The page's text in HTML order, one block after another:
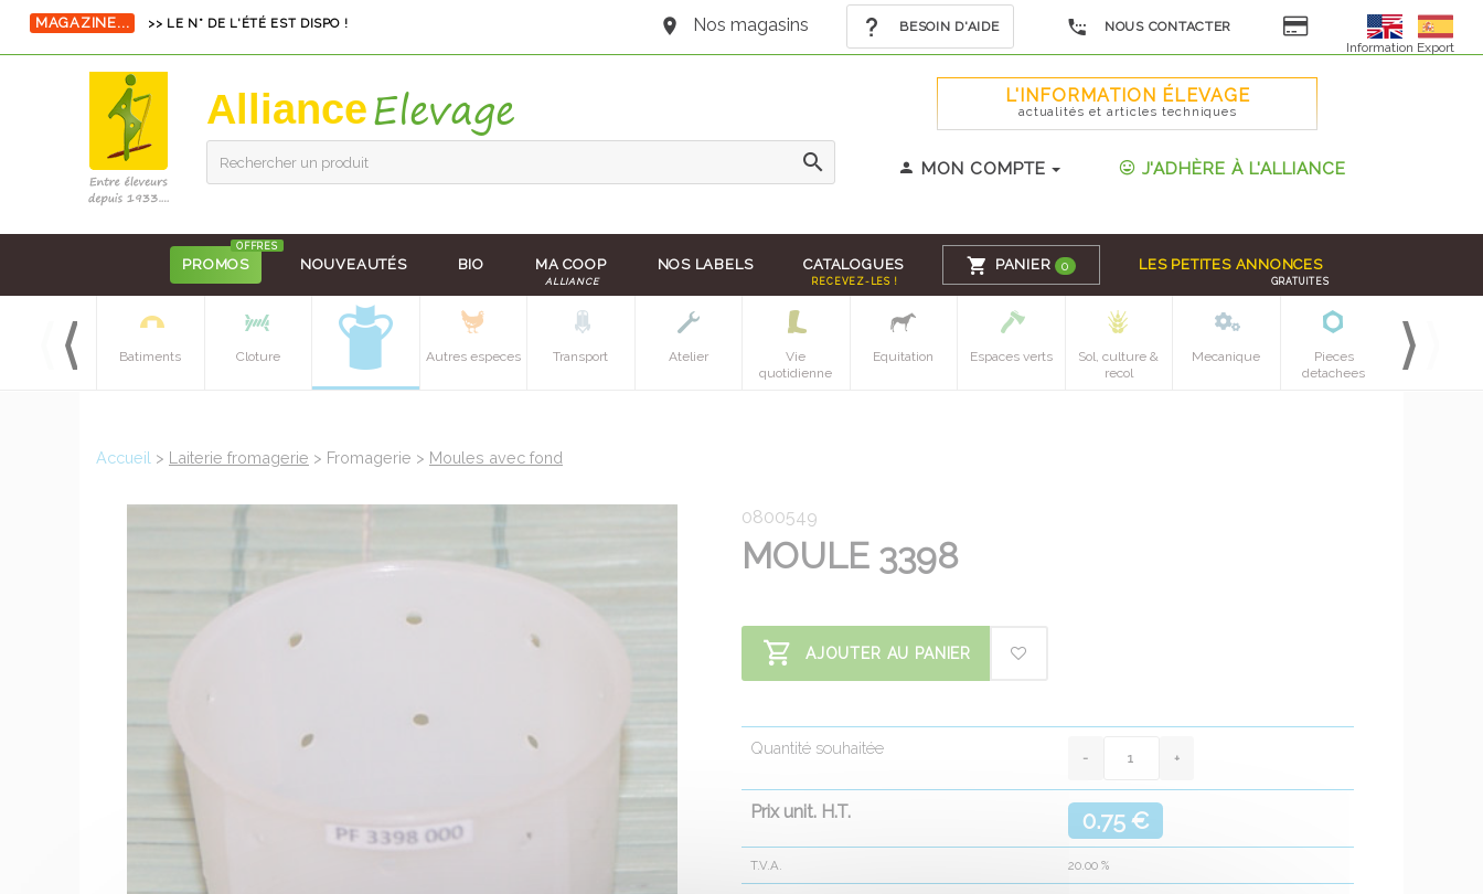
MAGAZINE... >> LE N° DE L'ÉTÉ EST DISPO ! Nos magasins BESOIN D'AIDE
NOUS CONTACTER
Information Export
Alliance
Rechercher un produit
L'INFORMATION ÉLEVAGE
actualités et articles techniques
MON COMPTE J'ADHÈRE À L'ALLIANCE
PROMOS
OFFRES
NOUVEAUTÉS BIO MA COOP
ALLIANCE
NOS LABELS CATALOGUES
RECEVEZ-LES !
PANIER 0 LES PETITES ANNONCES
GRATUITES
Equipements
Batiments Cloture Autres especes Transport Atelier
Vie
quotidienne
Equitation Espaces verts
Sol, culture &
recol
Mecanique
Pieces
detachees
Accueil > Laiterie fromagerie > Fromagerie > Moules avec fond
0800549
MOULE 3398
AJOUTER AU PANIER
Quantité souhaitée
Prix unit. H.T. 0.75 €
T.V.A. 20.00 %